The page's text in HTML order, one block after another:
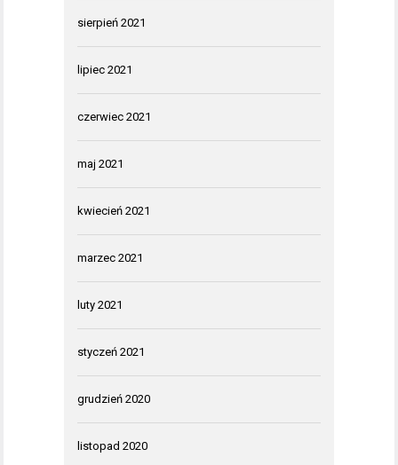
sierpień 2021
lipiec 2021
czerwiec 2021
maj 2021
kwiecień 2021
marzec 2021
luty 2021
styczeń 2021
grudzień 2020
listopad 2020